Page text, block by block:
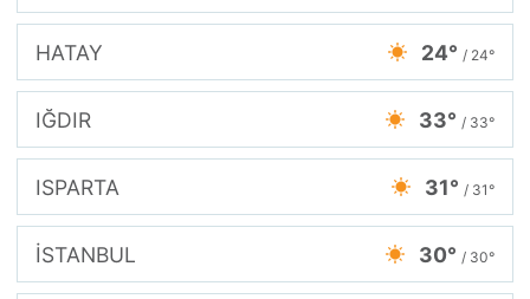
HATAY 24° / 24°
IĞDIR 33° / 33°
ISPARTA 31° / 31°
İSTANBUL 30° / 30°